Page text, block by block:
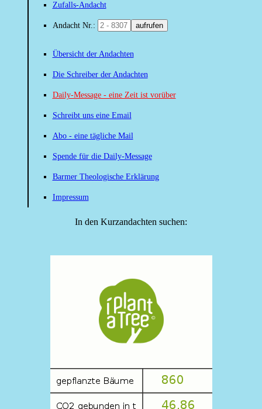
Zufalls-Andacht
Andacht Nr.: aufrufen
Übersicht der Andachten
Die Schreiber der Andachten
Daily-Message - eine Zeit ist vorüber
Schreibt uns eine Email
Abo - eine tägliche Mail
Spende für die Daily-Message
Barmer Theologische Erklärung
Impressum
In den Kurzandachten suchen: